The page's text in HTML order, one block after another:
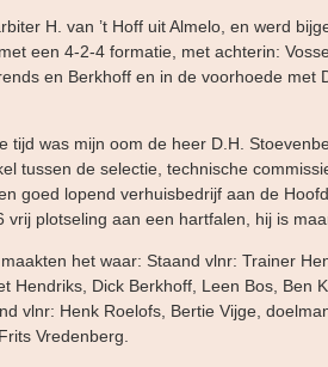
H. van ’t Hoff uit Almelo, en werd
een 4-2-4 formatie, met achterin:
en Berkhoff en in de voorhoede met
tijd was mijn oom de heer D.H.
tussen de selectie, technische
goed lopend verhuisbedrijf aan de
plotseling aan een hartfalen, hij is
het waar: Staand vlnr: Trainer
Hendriks, Dick Berkhoff, Leen Bos, Ben
vlnr: Henk Roelofs, Bertie Vijge,
Vredenberg.